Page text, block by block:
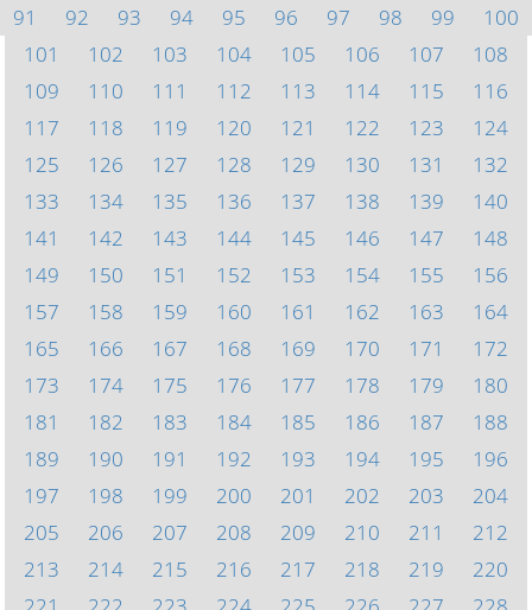
91
92 93 94 95 96 97 98 99
100
101
102 103 104 105 106 107
108
109
110 111 112 113 114 115
116
117
118 119 120 121 122 123
124
125
126 127 128 129 130 131
132
133
134 135 136 137 138 139
140
141
142 143 144 145 146 147
148
149
150 151 152 153 154 155
156
157
158 159 160 161 162 163
164
165
166 167 168 169 170 171
172
173
174 175 176 177 178 179
180
181
182 183 184 185 186 187
188
189
190 191 192 193 194 195
196
197
198 199 200 201 202 203
204
205
206 207 208 209 210 211
212
213
214 215 216 217 218 219
220